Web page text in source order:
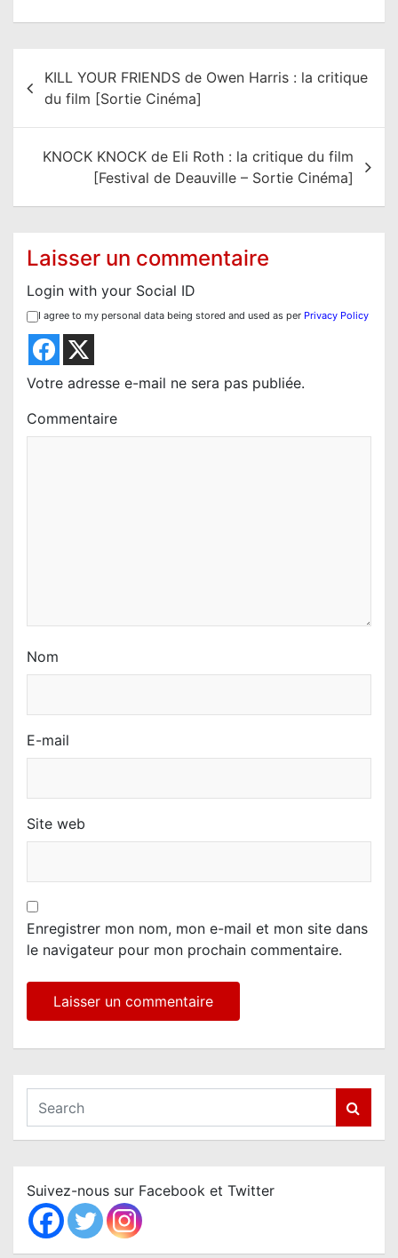
d
KILL YOUR FRIENDS de Owen Harris : la critique
du film [Sortie Cinéma]
KNOCK KNOCK de Eli Roth : la critique du film
[Festival de Deauville – Sortie Cinéma]
Laisser un commentaire
Login with your Social ID
I agree to my personal data being stored and used as per Privacy Policy
Votre adresse e-mail ne sera pas publiée.
Commentaire
Nom
E-mail
Site web
Enregistrer mon nom, mon e-mail et mon site dans
le navigateur pour mon prochain commentaire.
a
c
h
Suivez-nous sur Facebook et Twitter